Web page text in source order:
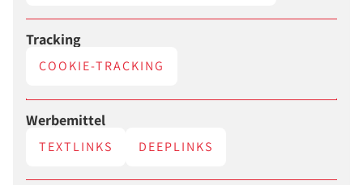
Tracking
COOKIE-TRACKING
Werbemittel
TEXTLINKS DEEPLINKS